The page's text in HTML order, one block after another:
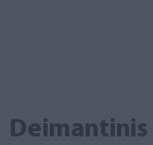
Deimantinis